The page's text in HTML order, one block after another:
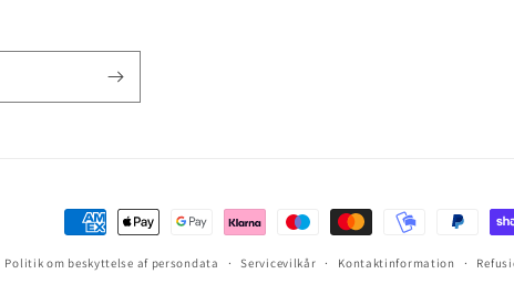
Politik om beskyttelse af persondata Servicevilkår Kontaktinformation